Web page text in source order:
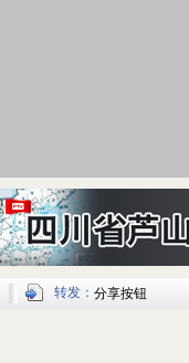
转发： 分享按钮